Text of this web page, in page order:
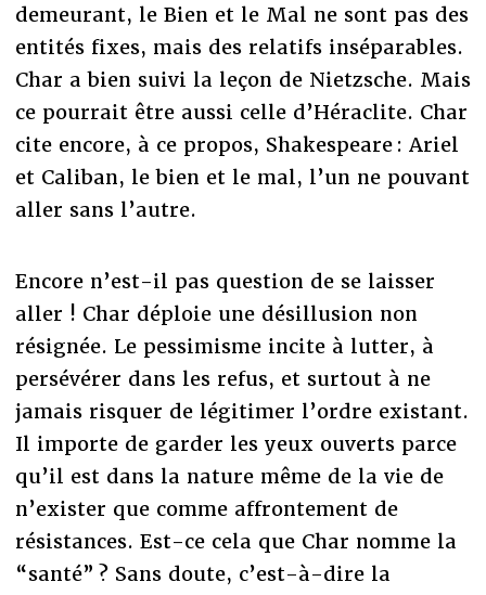
demeurant, le Bien et le Mal ne sont pas des
entités fixes, mais des relatifs inséparables.
Char a bien suivi la leçon de Nietzsche. Mais
ce pourrait être aussi celle d’Héraclite. Char
cite encore, à ce propos, Shakespeare : Ariel
et Caliban, le bien et le mal, l’un ne pouvant
aller sans l’autre.
Encore n’est-il pas question de se laisser
aller ! Char déploie une désillusion non
résignée. Le pessimisme incite à lutter, à
persévérer dans les refus, et surtout à ne
jamais risquer de légitimer l’ordre existant.
Il importe de garder les yeux ouverts parce
qu’il est dans la nature même de la vie de
n’exister que comme affrontement de
résistances. Est-ce cela que Char nomme la
“santé” ? Sans doute, c’est-à-dire la